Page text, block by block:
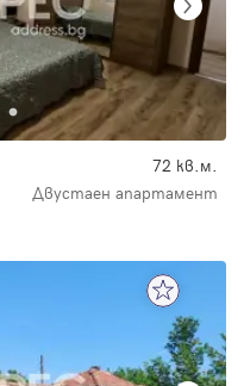
72 кв.м.
Двустаен апартамент